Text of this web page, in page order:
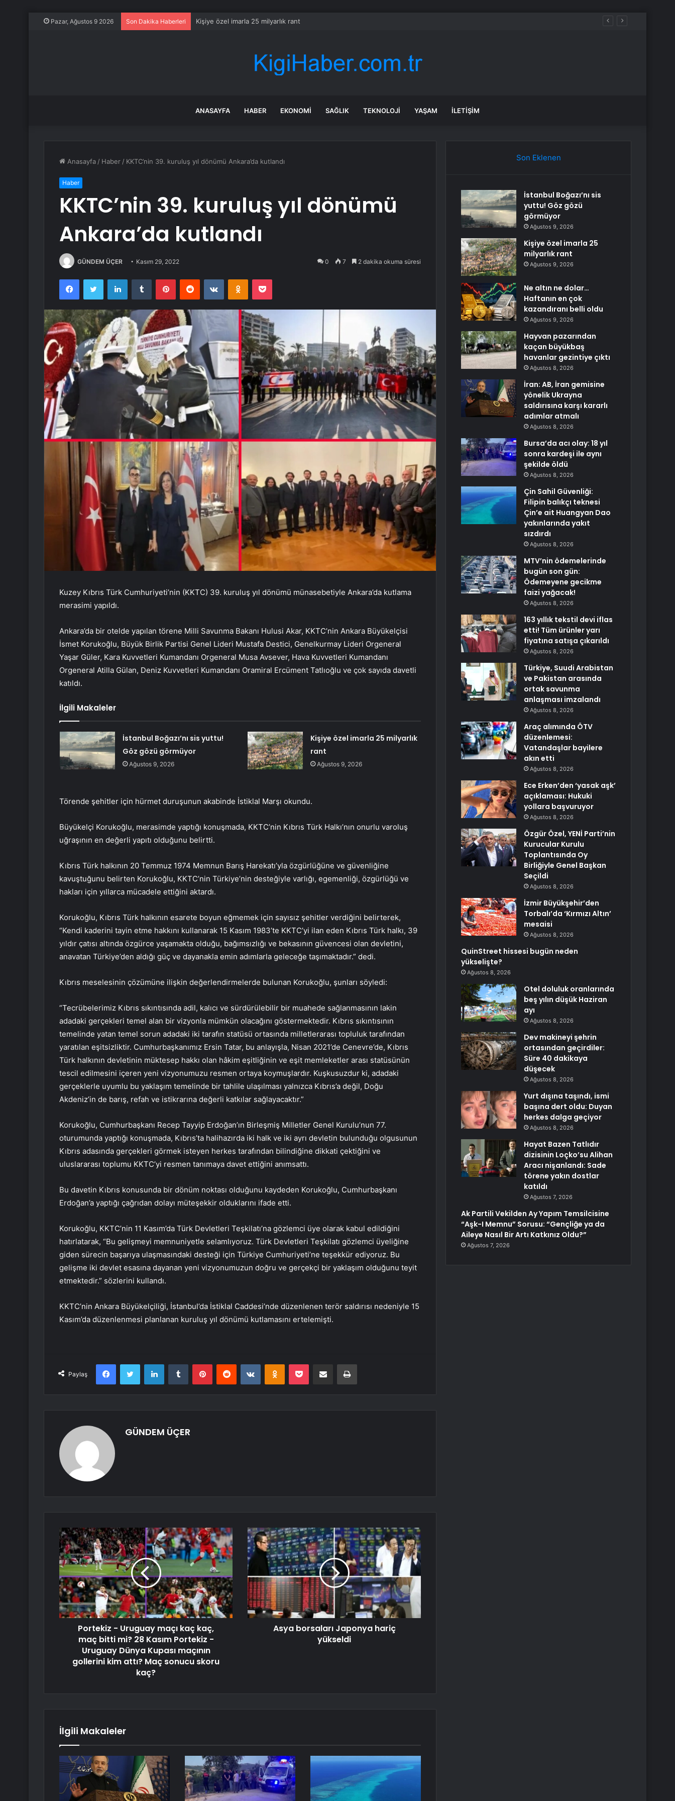
Pazar, Ağustos 9 2026 Son Dakika Haberleri Kişiye özel imarla 25 milyarlık rant
ANASAYFA HABER EKONOMI SAĞLIK TEKNOLOJI YAŞAM İLETIŞIM
Anasayfa / Haber / KKTC’nin 39. kuruluş yıl dönümü Ankara’da kutlandı
Haber
KKTC’nin 39. kuruluş yıl dönümü
Ankara’da kutlandı
GÜNDEM ÜÇER Kasım 29, 2022 0 7 2 dakika okuma süresi
FacebookTwitter LinkedInTumblr PinterestReddit VKontakteOdnoklassniki
Pocket
Kuzey Kıbrıs Türk Cumhuriyeti’nin (KKTC) 39. kuruluş yıl dönümü münasebetiyle Ankara’da kutlama
merasimi yapıldı.
Ankara’da bir otelde yapılan törene Milli Savunma Bakanı Hulusi Akar, KKTC’nin Ankara Büyükelçisi
İsmet Korukoğlu, Büyük Birlik Partisi Genel Lideri Mustafa Destici, Genelkurmay Lideri Orgeneral
Yaşar Güler, Kara Kuvvetleri Kumandanı Orgeneral Musa Avsever, Hava Kuvvetleri Kumandanı
Orgeneral Atilla Gülan, Deniz Kuvvetleri Kumandanı Oramiral Ercüment Tatlıoğlu ve çok sayıda davetli
katıldı.
İlgili Makaleler
İstanbul Boğazı’nı sis yuttu!
Göz gözü görmüyor
Ağustos 9, 2026
Kişiye özel imarla 25 milyarlık
rant
Ağustos 9, 2026
Törende şehitler için hürmet duruşunun akabinde İstiklal Marşı okundu.
Büyükelçi Korukoğlu, merasimde yaptığı konuşmada, KKTC’nin Kıbrıs Türk Halkı’nın onurlu varoluş
uğraşının en değerli yapıtı olduğunu belirtti.
Kıbrıs Türk halkının 20 Temmuz 1974 Memnun Barış Harekatı’yla özgürlüğüne ve güvenliğine
kavuştuğunu belirten Korukoğlu, KKTC’nin Türkiye’nin desteğiyle varlığı, egemenliği, özgürlüğü ve
hakları için yıllarca mücadele ettiğini aktardı.
Korukoğlu, Kıbrıs Türk halkının esarete boyun eğmemek için sayısız şehitler verdiğini belirterek,
“Kendi kaderini tayin etme hakkını kullanarak 15 Kasım 1983’te KKTC’yi ilan eden Kıbrıs Türk halkı, 39
yıldır çatısı altında özgürce yaşamakta olduğu, bağımsızlığı ve bekasının güvencesi olan devletini,
anavatan Türkiye’den aldığı güç ve dayanakla emin adımlarla geleceğe taşımaktadır.” dedi.
Kıbrıs meselesinin çözümüne ilişkin değerlendirmelerde bulunan Korukoğlu, şunları söyledi:
“Tecrübelerimiz Kıbrıs sıkıntısında adil, kalıcı ve sürdürülebilir bir muahede sağlanmasının lakin
adadaki gerçekleri temel alan bir vizyonla mümkün olacağını göstermektedir. Kıbrıs sıkıntısının
temelinde yatan temel sorun adadaki iki tarafın statüsü ortasında milletlerarası topluluk tarafından
yaratılan eşitsizliktir. Cumhurbaşkanımız Ersin Tatar, bu anlayışla, Nisan 2021’de Cenevre’de, Kıbrıs
Türk halkının devletinin müktesep hakkı olan hâkim eşitliğinin ve eşit memleketler arası statüsünün
tescil edilmesini içeren yeni vizyonumuzu resmen ortaya koymuşlardır. Kuşkusuzdur ki, adadaki
gerçeklerle uyumlu bu yaklaşım temelinde bir tahlile ulaşılması yalnızca Kıbrıs’a değil, Doğu
Akdeniz’in de barış, refah ve istikrarına değerli katkılar sağlayacaktır.”
Korukoğlu, Cumhurbaşkanı Recep Tayyip Erdoğan’ın Birleşmiş Milletler Genel Kurulu’nun 77.
oturumunda yaptığı konuşmada, Kıbrıs’ta halihazırda iki halk ve iki ayrı devletin bulunduğu olgusunun
Kıbrıs adasında gerçekleri görmek isteyen herkes tarafından bilindiğine dikkati çektiğini ve
uluslararası toplumu KKTC’yi resmen tanımaya davet ettiğini anımsattı.
Bu davetin Kıbrıs konusunda bir dönüm noktası olduğunu kaydeden Korukoğlu, Cumhurbaşkanı
Erdoğan’a yaptığı çağrıdan dolayı müteşekkir olduklarını ifade etti.
Korukoğlu, KKTC’nin 11 Kasım’da Türk Devletleri Teşkilatı’na gözlemci üye olarak kabul edildiğini
hatırlatarak, “Bu gelişmeyi memnuniyetle selamlıyoruz. Türk Devletleri Teşkilatı gözlemci üyeliğine
giden sürecin başarıya ulaşmasındaki desteği için Türkiye Cumhuriyeti’ne teşekkür ediyoruz. Bu
gelişme iki devlet esasına dayanan yeni vizyonumuzun doğru ve gerçekçi bir yaklaşım olduğunu teyit
etmektedir.” sözlerini kullandı.
KKTC’nin Ankara Büyükelçiliği, İstanbul’da İstiklal Caddesi’nde düzenlenen terör saldırısı nedeniyle 15
Kasım’da düzenlenmesi planlanan kuruluş yıl dönümü kutlamasını ertelemişti.
Paylaş
FacebookTwitter LinkedInTumblr PinterestReddit VKontakteOdnoklassniki
Pocket E-Posta ile paylaş Yazdır
GÜNDEM ÜÇER
Portekiz - Uruguay maçı kaç kaç,
maç bitti mi? 28 Kasım Portekiz -
Uruguay Dünya Kupası maçının
gollerini kim attı? Maç sonucu skoru
kaç?
Asya borsaları Japonya hariç
yükseldi
İlgili Makaleler
Son Eklenen
İstanbul Boğazı’nı sis
yuttu! Göz gözü
görmüyor
Ağustos 9, 2026
Kişiye özel imarla 25
milyarlık rant
Ağustos 9, 2026
Ne altın ne dolar…
Haftanın en çok
kazandıranı belli oldu
Ağustos 9, 2026
Hayvan pazarından
kaçan büyükbaş
havanlar gezintiye çıktı
Ağustos 8, 2026
İran: AB, İran gemisine
yönelik Ukrayna
saldırısına karşı kararlı
adımlar atmalı
Ağustos 8, 2026
Bursa’da acı olay: 18 yıl
sonra kardeşi ile aynı
şekilde öldü
Ağustos 8, 2026
Çin Sahil Güvenliği:
Filipin balıkçı teknesi
Çin’e ait Huangyan Dao
yakınlarında yakıt
sızdırdı
Ağustos 8, 2026
MTV’nin ödemelerinde
bugün son gün:
Ödemeyene gecikme
faizi yağacak!
Ağustos 8, 2026
163 yıllık tekstil devi iflas
etti! Tüm ürünler yarı
fiyatına satışa çıkarıldı
Ağustos 8, 2026
Türkiye, Suudi Arabistan
ve Pakistan arasında
ortak savunma
anlaşması imzalandı
Ağustos 8, 2026
Araç alımında ÖTV
düzenlemesi:
Vatandaşlar bayilere
akın etti
Ağustos 8, 2026
Ece Erken’den ‘yasak aşk’
açıklaması: Hukuki
yollara başvuruyor
Ağustos 8, 2026
Özgür Özel, YENİ Parti’nin
Kurucular Kurulu
Toplantısında Oy
Birliğiyle Genel Başkan
Seçildi
Ağustos 8, 2026
İzmir Büyükşehir’den
Torbalı’da ‘Kırmızı Altın’
mesaisi
Ağustos 8, 2026
QuinStreet hissesi bugün neden
yükselişte?
Ağustos 8, 2026
Otel doluluk oranlarında
beş yılın düşük Haziran
ayı
Ağustos 8, 2026
Dev makineyi şehrin
ortasından geçirdiler:
Süre 40 dakikaya
düşecek
Ağustos 8, 2026
Yurt dışına taşındı, ismi
başına dert oldu: Duyan
herkes dalga geçiyor
Ağustos 8, 2026
Hayat Bazen Tatlıdır
dizisinin Loçko’su Alihan
Aracı nişanlandı: Sade
törene yakın dostlar
katıldı
Ağustos 7, 2026
Ak Partili Vekilden Ay Yapım Temsilcisine
“Aşk-I Memnu” Sorusu: “Gençliğe ya da
Aileye Nasıl Bir Artı Katkınız Oldu?”
Ağustos 7, 2026